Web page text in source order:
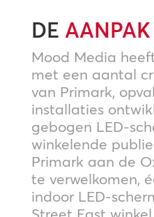
DE AANPAK
Mood Media
met een aantal
van Primark,
installaties
gebogen LED-
winkelende
Primark aan de
te verwelkomen,
indoor LED-